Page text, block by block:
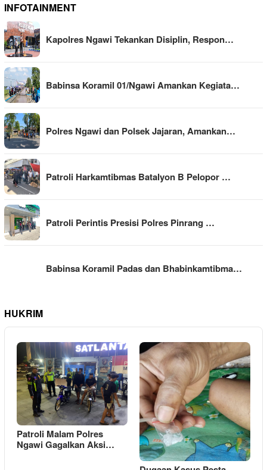
INFOTAINMENT
Kapolres Ngawi Tekankan Disiplin, Respon…
Babinsa Koramil 01/Ngawi Amankan Kegiata…
Polres Ngawi dan Polsek Jajaran, Amankan…
Patroli Harkamtibmas Batalyon B Pelopor …
Patroli Perintis Presisi Polres Pinrang …
Babinsa Koramil Padas dan Bhabinkamtibma…
HUKRIM
Patroli Malam Polres
Ngawi Gagalkan Aksi…